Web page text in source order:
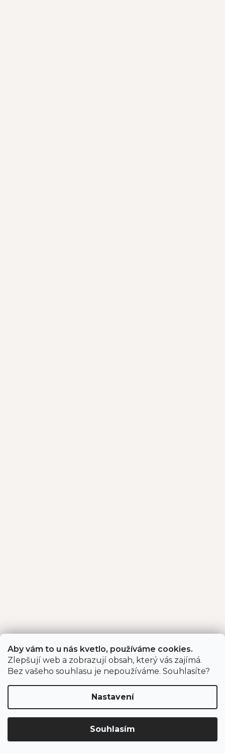
Aby vám to u nás kvetlo, používáme cookies.
Zlepšují web a zobrazují obsah, který vás zajímá.
Bez vašeho souhlasu je nepoužíváme. Souhlasíte?
Nastavení
Souhlasím